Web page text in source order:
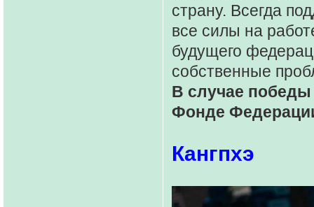
страну. Всегда
все силы на
будущего
собственные
В случае
Фонде
Кангпхэ